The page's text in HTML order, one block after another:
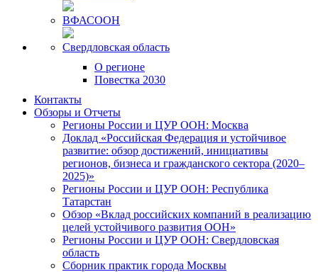
ВФАСООН
Свердловская область
О регионе
Повестка 2030
Контакты
Обзоры и Отчеты
Регионы России и ЦУР ООН: Москва
Доклад «Российская Федерация и устойчивое
развитие: обзор достижений, инициативы
регионов, бизнеса и гражданского сектора (2020–
2025)»
Регионы России и ЦУР ООН: Республика
Татарстан
Обзор «Вклад российских компаний в реализацию
целей устойчивого развития ООН»
Регионы России и ЦУР ООН: Свердловская
область
Сборник практик города Москвы